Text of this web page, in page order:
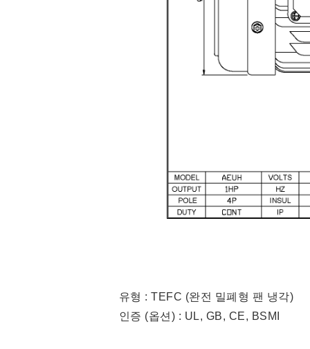
유형 : TEFC (완전 밀폐형 팬 냉각)
인증 (옵션) : UL, GB, CE, BSMI